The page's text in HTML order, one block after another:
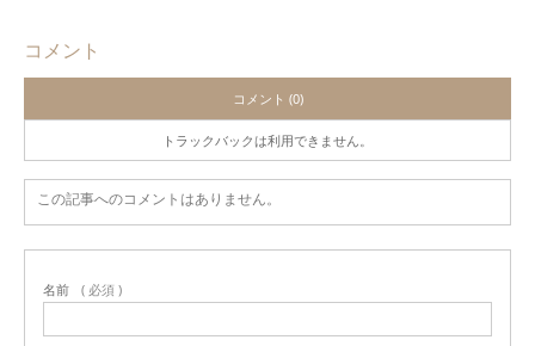
コメント
コメント (0)
トラックバックは利用できません。
この記事へのコメントはありません。
名前 ( 必須 )